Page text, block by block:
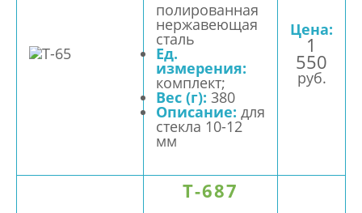
полированная
нержавеющая
сталь
Ед.
измерения:
комплект;
Вес (г): 380
Описание: для
стекла 10-12
мм
Цена:
1
550
руб.
T-687